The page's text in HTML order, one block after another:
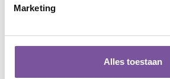
Marketing
Alles toestaan
Zorg thuis Maartensdijk